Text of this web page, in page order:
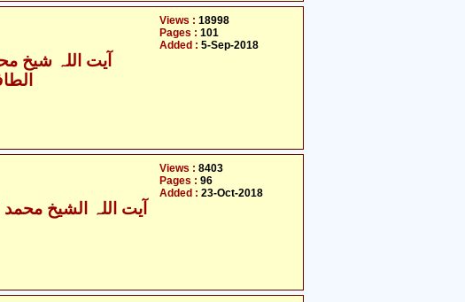
- آیت اللہ شیخ
-
Views : 18998
Pages : 101
Added : 5-Sep-2018
- آیت اللہ الشیخ
Views : 8403
Pages : 96
Added : 23-Oct-2018